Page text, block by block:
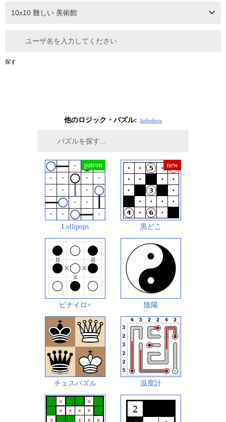
ユーザ名を入力してください
探す
他のロジック・パズル: hideshow
Lollipops 黒どこ
ビナイロ+ 陰陽
チェスパズル 温度計